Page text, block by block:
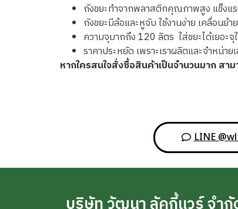
ถังขยะทำจากพลาสติกคุณภาพสูง แข็ง
ถังขยะมีล้อและหูจับ ใช้งานง่าย เคลื่อนย้า
ความจุมากถึง 120 ลิตร ใส่ขยะได้เยอะจุ
ราคาประหยัด เพราะเราผลิตและจำหน่า
หากใครสนใจสั่งซื้อสินค้าเป็นจำนวนมาก สา
LINE